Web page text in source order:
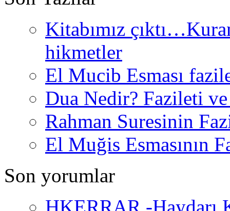
Kitabımız
hikmetler
El Mucib Esması
Dua Nedir? Fazileti
Rahman Suresinin
El Muğis Esmasının
Son yorumlar